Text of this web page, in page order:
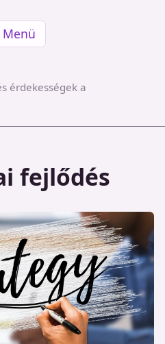
érdekességek a
fejlődés